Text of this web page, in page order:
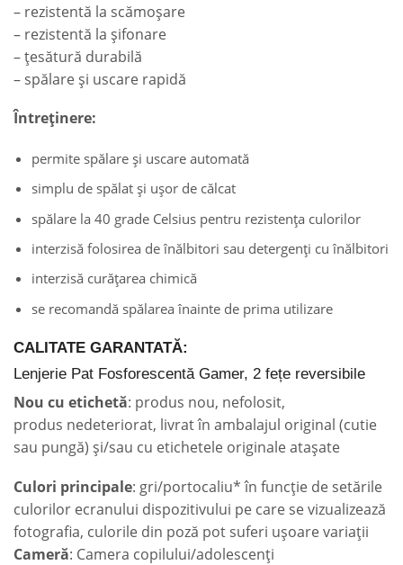
– rezistentă la scămoșare
– rezistentă la șifonare
– țesătură durabilă
– spălare și uscare rapidă
Întreținere:
permite spălare și uscare automată
simplu de spălat și ușor de călcat
spălare la 40 grade Celsius pentru rezistența culorilor
interzisă folosirea de înălbitori sau detergenți cu înălbitori
interzisă curățarea chimică
se recomandă spălarea înainte de prima utilizare
CALITATE GARANTATĂ:
Lenjerie Pat Fosforescentă Gamer, 2 fețe reversibile
Nou cu etichetă: produs nou, nefolosit,
produs nedeteriorat, livrat în ambalajul original (cutie
sau pungă) și/sau cu etichetele originale atașate
Culori principale: gri/portocaliu* în funcție de setările
culorilor ecranului dispozitivului pe care se vizualizează
fotografia, culorile din poză pot suferi ușoare variații
Cameră: Camera copilului/adolescenți